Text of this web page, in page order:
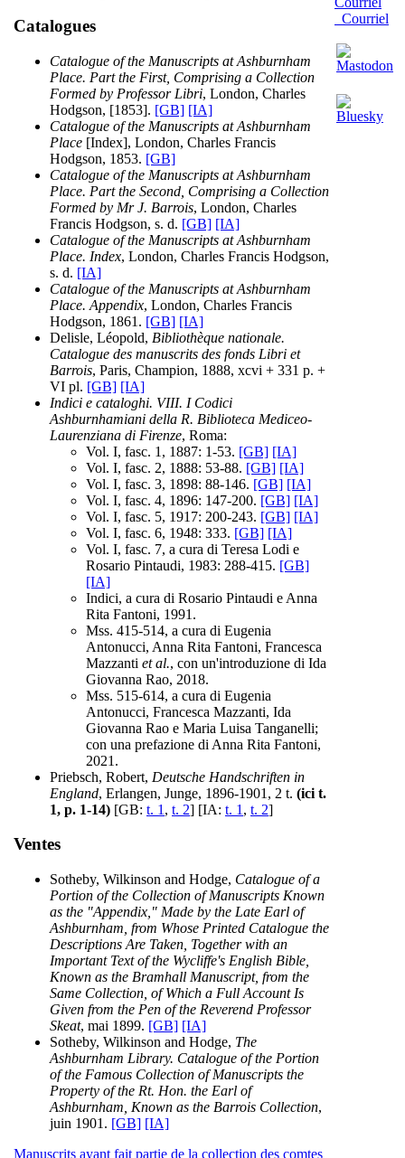
Catalogues
Catalogue of the Manuscripts at Ashburnham
Place. Part the First, Comprising a Collection
Formed by Professor Libri, London, Charles
Hodgson, [1853]. [GB] [IA]
Catalogue of the Manuscripts at Ashburnham
Place [Index], London, Charles Francis
Hodgson, 1853. [GB]
Catalogue of the Manuscripts at Ashburnham
Place. Part the Second, Comprising a Collection
Formed by Mr J. Barrois, London, Charles
Francis Hodgson, s. d. [GB] [IA]
Catalogue of the Manuscripts at Ashburnham
Place. Index, London, Charles Francis Hodgson,
s. d. [IA]
Catalogue of the Manuscripts at Ashburnham
Place. Appendix, London, Charles Francis
Hodgson, 1861. [GB] [IA]
Delisle, Léopold, Bibliothèque nationale.
Catalogue des manuscrits des fonds Libri et
Barrois, Paris, Champion, 1888, xcvi + 331 p. +
VI pl. [GB] [IA]
Indici e cataloghi. VIII. I Codici
Ashburnhamiani della R. Biblioteca Mediceo-
Laurenziana di Firenze, Roma:
Vol. I, fasc. 1, 1887: 1-53. [GB] [IA]
Vol. I, fasc. 2, 1888: 53-88. [GB] [IA]
Vol. I, fasc. 3, 1898: 88-146. [GB] [IA]
Vol. I, fasc. 4, 1896: 147-200. [GB] [IA]
Vol. I, fasc. 5, 1917: 200-243. [GB] [IA]
Vol. I, fasc. 6, 1948: 333. [GB] [IA]
Vol. I, fasc. 7, a cura di Teresa Lodi e
Rosario Pintaudi, 1983: 288-415. [GB]
[IA]
Indici, a cura di Rosario Pintaudi e Anna
Rita Fantoni, 1991.
Mss. 415-514, a cura di Eugenia
Antonucci, Anna Rita Fantoni, Francesca
Mazzanti et al., con un'introduzione di Ida
Giovanna Rao, 2018.
Mss. 515-614, a cura di Eugenia
Antonucci, Francesca Mazzanti, Ida
Giovanna Rao e Maria Luisa Tanganelli;
con una prefazione di Anna Rita Fantoni,
2021.
Priebsch, Robert, Deutsche Handschriften in
England, Erlangen, Junge, 1896-1901, 2 t. (ici t.
1, p. 1-14) [GB: t. 1 , t. 2] [IA: t. 1 , t. 2]
Ventes
Sotheby, Wilkinson and Hodge, Catalogue of a
Portion of the Collection of Manuscripts Known
as the "Appendix," Made by the Late Earl of
Ashburnham, from Whose Printed Catalogue the
Descriptions Are Taken, Together with an
Important Text of the Wycliffe's English Bible,
Known as the Bramhall Manuscript, from the
Same Collection, of Which a Full Account Is
Given from the Pen of the Reverend Professor
Skeat, mai 1899. [GB] [IA]
Sotheby, Wilkinson and Hodge, The
Ashburnham Library. Catalogue of the Portion
of the Famous Collection of Manuscripts the
Property of the Rt. Hon. the Earl of
Ashburnham, Known as the Barrois Collection,
juin 1901. [GB] [IA]
Manuscrits ayant fait partie de la collection des comtes
Courriel